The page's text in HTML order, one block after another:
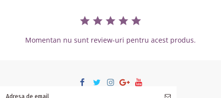
Momentan nu sunt review-uri pentru acest produs.